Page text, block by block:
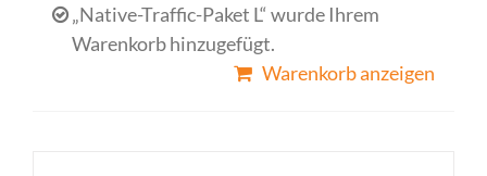
„Native-Traffic-Paket L“ wurde Ihrem
Warenkorb hinzugefügt.
Warenkorb anzeigen